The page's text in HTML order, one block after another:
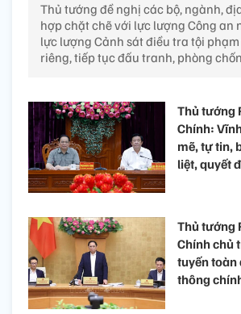
Thủ tướng đề nghị các bộ, ngành,
hợp chặt chẽ với lực lượng Công an
lực lượng Cảnh sát điều tra tội
riêng, tiếp tục đấu tranh, phòng
Thủ tướng
Chính:
mẽ, tự tin,
liệt, quyết
Thủ tướng
Chính chủ
tuyến toàn
thông